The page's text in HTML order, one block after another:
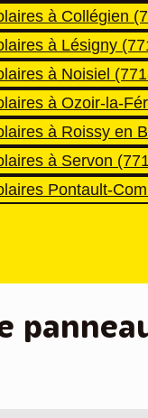
à Collégien
à Lésigny
à Noisiel
à Ozoir-la-
à Roissy en
à Servon
Pontault-